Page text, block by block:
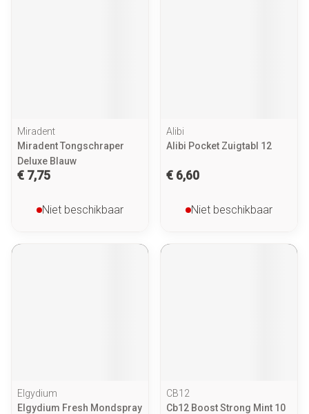
Miradent
Miradent Tongschraper
Deluxe Blauw
€ 7,75
Niet beschikbaar
Alibi
Alibi Pocket Zuigtabl 12
€ 6,60
Niet beschikbaar
Elgydium
Elgydium Fresh Mondspray
CB12
Cb12 Boost Strong Mint 10